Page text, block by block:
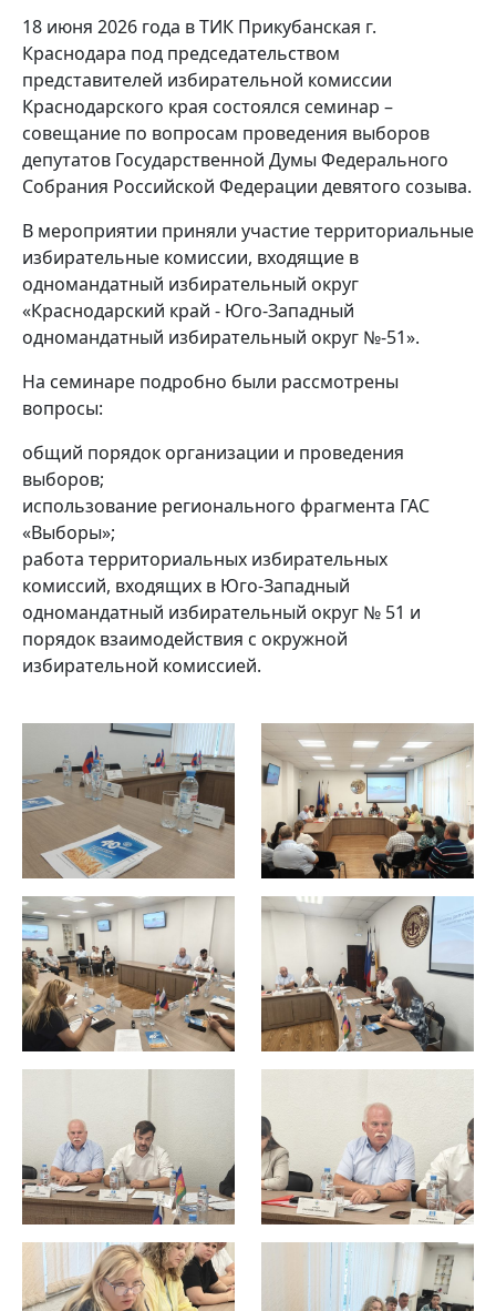
18 июня 2026 года в ТИК Прикубанская г.
Краснодара под председательством
представителей избирательной комиссии
Краснодарского края состоялся семинар –
совещание по вопросам проведения выборов
депутатов Государственной Думы Федерального
Собрания Российской Федерации девятого созыва.
В мероприятии приняли участие территориальные
избирательные комиссии, входящие в
одномандатный избирательный округ
«Краснодарский край - Юго-Западный
одномандатный избирательный округ №-51».
На семинаре подробно были рассмотрены
вопросы:
общий порядок организации и проведения
выборов;
использование регионального фрагмента ГАС
«Выборы»;
работа территориальных избирательных
комиссий, входящих в Юго-Западный
одномандатный избирательный округ № 51 и
порядок взаимодействия с окружной
избирательной комиссией.